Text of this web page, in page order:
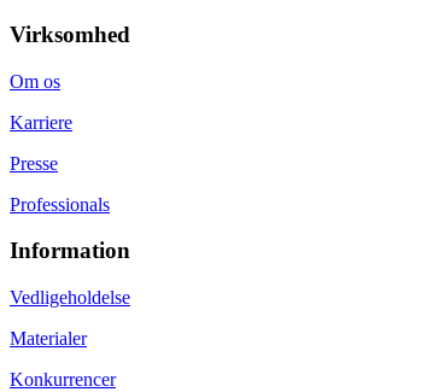
Virksomhed
Om os
Karriere
Presse
Professionals
Information
Vedligeholdelse
Materialer
Konkurrencer